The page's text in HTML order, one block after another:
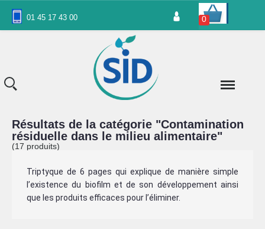
01 45 17 43 00 0
Résultats de la catégorie "Contamination
résiduelle dans le milieu alimentaire"
(17 produits)
Triptyque de 6 pages qui explique de manière simple
l’existence du biofilm et de son développement ainsi
que les produits efficaces pour l’éliminer.